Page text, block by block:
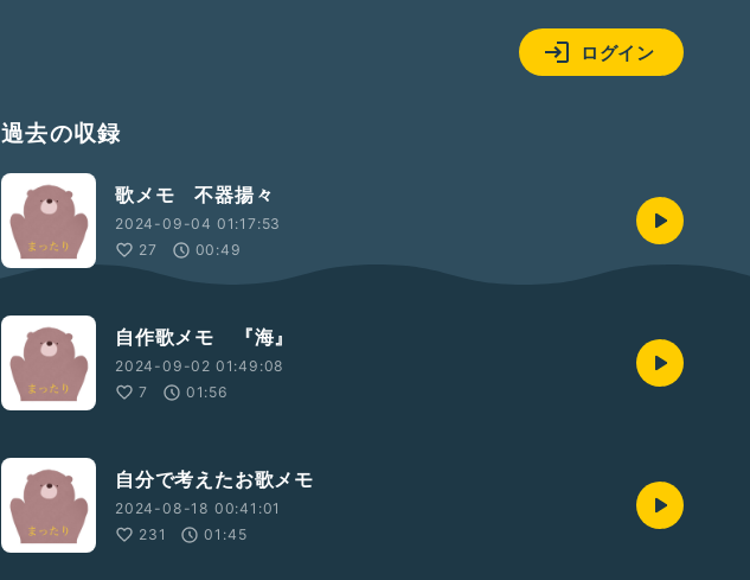
ログイン
過去の収録
歌メモ 不器揚々
2024-09-04 01:17:53
27
00:49
自作歌メモ 『海』
2024-09-02 01:49:08
7
01:56
自分で考えたお歌メモ
2024-08-18 00:41:01
231
01:45